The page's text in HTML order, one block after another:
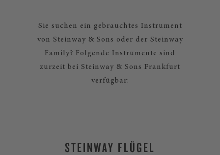
Sie suchen ein gebrauchtes Instrument
von Steinway & Sons oder der Steinway
Family? Folgende Instrumente sind
zurzeit bei Steinway & Sons Frankfurt
verfügbar:
STEINWAY FLÜGEL